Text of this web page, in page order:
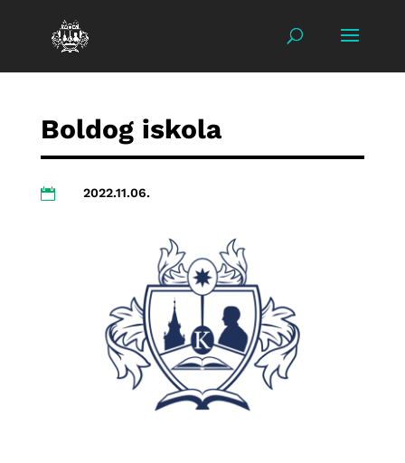
Boldog iskola
 2022.11.06.